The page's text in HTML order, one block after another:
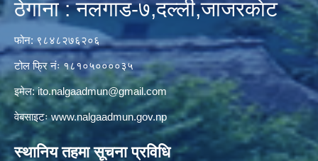
ठेगाना : नलगाड-७,दल्ली,जाजरकाेट
फोन: ९८४८२७६२०६
टोल फ्रि नंः १८१०५००००३५
इमेल:ito.nalgaadmun@gmail.com
वेबसाइटःwww.nalgaadmun.gov.np
स्थानिय तहमा सूचना प्रविधि